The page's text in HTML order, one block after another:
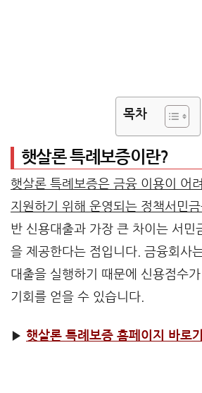
목차
햇살론 특례보증이란?
햇살론 특례보증은 금융 이용이 어
지원하기 위해 운영되는 정책서민
반 신용대출과 가장 큰 차이는 서민
을 제공한다는 점입니다. 금융회사
대출을 실행하기 때문에 신용점수
기회를 얻을 수 있습니다.
▶ 햇살론 특례보증 홈페이지 바로가